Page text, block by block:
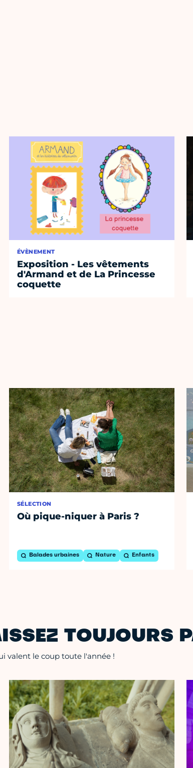
ÉVÈNEMENT
Exposition - Les vêtements
d'Armand et de La Princesse
coquette
SÉLECTION
Où pique-niquer à Paris ?
Balades urbaines Nature Enfants
TOUJOURS
valent le coup toute l'année !